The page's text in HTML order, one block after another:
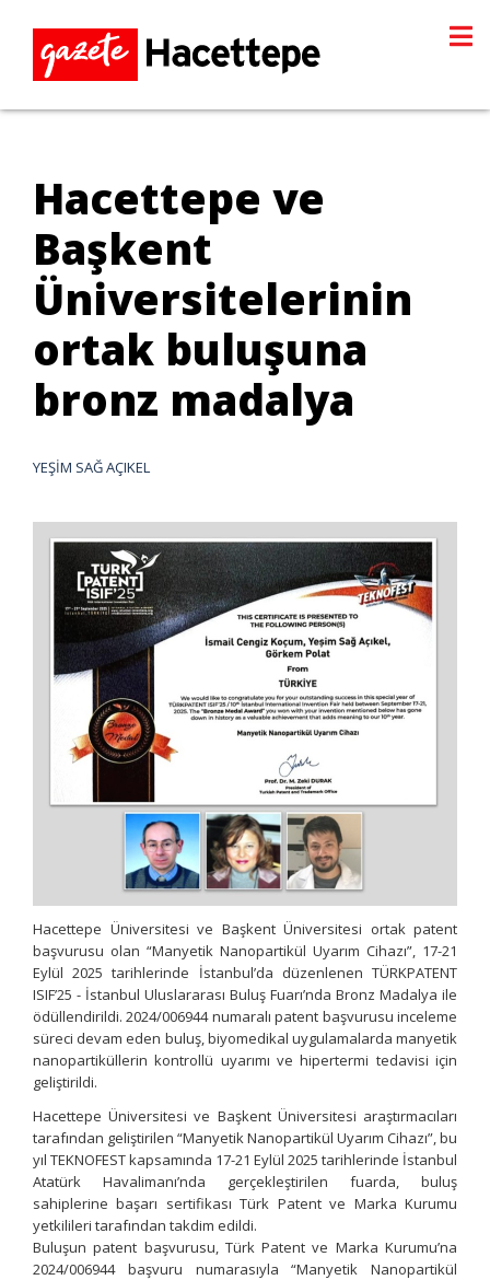
Hacettepe ve
Başkent
Üniversitelerinin
ortak buluşuna
bronz madalya
YEŞİM SAĞ AÇIKEL
Hacettepe Üniversitesi ve Başkent Üniversitesi ortak patent
başvurusu olan “Manyetik Nanopartikül Uyarım Cihazı”, 17-21
Eylül 2025 tarihlerinde İstanbul’da düzenlenen TÜRKPATENT
ISIF’25 - İstanbul Uluslararası Buluş Fuarı’nda Bronz Madalya ile
ödüllendirildi. 2024/006944 numaralı patent başvurusu inceleme
süreci devam eden buluş, biyomedikal uygulamalarda manyetik
nanopartiküllerin kontrollü uyarımı ve hipertermi tedavisi için
geliştirildi.
Hacettepe Üniversitesi ve Başkent Üniversitesi araştırmacıları
tarafından geliştirilen “Manyetik Nanopartikül Uyarım Cihazı”, bu
yıl TEKNOFEST kapsamında 17-21 Eylül 2025 tarihlerinde İstanbul
Atatürk Havalimanı’nda gerçekleştirilen fuarda, buluş
sahiplerine başarı sertifikası Türk Patent ve Marka Kurumu
yetkilileri tarafından takdim edildi.
Buluşun patent başvurusu, Türk Patent ve Marka Kurumu’na
2024/006944 başvuru numarasıyla “Manyetik Nanopartikül